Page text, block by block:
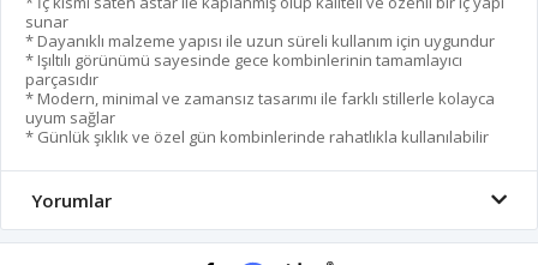
sunar
* Dayanıklı malzeme yapısı ile uzun süreli kullanım için uygundur
* Işıltılı görünümü sayesinde gece kombinlerinin tamamlayıcı
parçasıdır
* Modern, minimal ve zamansız tasarımı ile farklı stillerle kolayca
uyum sağlar
* Günlük şıklık ve özel gün kombinlerinde rahatlıkla kullanılabilir
Yorumlar